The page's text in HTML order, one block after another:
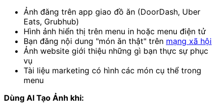
Ảnh đăng trên app giao đồ ăn (DoorDash, Uber
Eats, Grubhub)
Hình ảnh hiển thị trên menu in hoặc menu điện tử
Bạn đăng nội dung "món ăn thật" trên mạng xã hội
Ảnh website giới thiệu những gì bạn thực sự phục
vụ
Tài liệu marketing có hình các món cụ thể trong
menu
Dùng AI Tạo Ảnh khi: